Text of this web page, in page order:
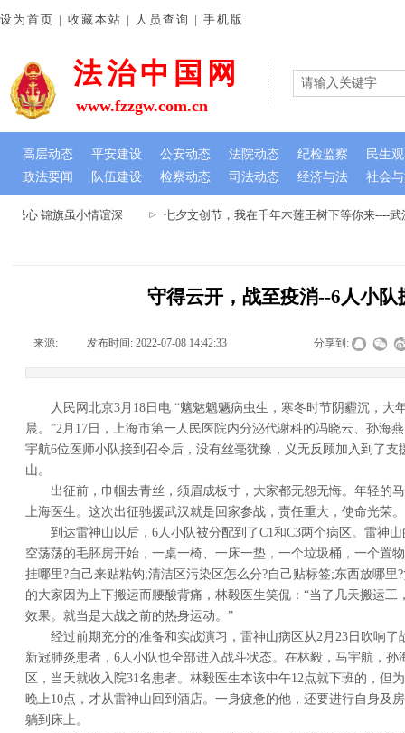
心 锦旗虽小情谊深 七夕文创节，我在千年木莲王树下等你来----武
法治中国网
政法要闻 队伍建设 检察动态 司法动态 经济与法 社会
设为首页 | 收藏本站 | 人员查询 | 手机版
www.fzzgw.com.cn
高层动态 平安建设 公安动态 法院动态 纪检监察 民生
守得云开，战至疫消--6人小队
来源: 发布时间: 2022-07-08 14:42:33 分享到:
人民网北京3月18日电 “魑魅魍魉病虫生，寒冬时节阴霾沉，大
晨。”2月17日，上海市第一人民医院内分泌代谢科的冯晓云、孙海
宇航6位医师小队接到召令后，没有丝毫犹豫，义无反顾加入到了
山。
出征前，巾帼去青丝，须眉成板寸，大家都无怨无悔。年轻的
上海医生。这次出征驰援武汉就是回家参战，责任重大，使命光荣
到达雷神山以后，6人小队被分配到了C1和C3两个病区。雷神
空荡荡的毛胚房开始，一桌一椅、一床一垫，一个垃圾桶，一个置
挂哪里?自己来贴粘钩;清洁区污染区怎么分?自己贴标签;东西放哪里
的大家因为上下搬运而腰酸背痛，林毅医生笑侃：“当了几天搬运工
效果。就当是大战之前的热身运动。”
经过前期充分的准备和实战演习，雷神山病区从2月23日吹响
新冠肺炎患者，6人小队也全部进入战斗状态。在林毅，马宇航，孙
区，当天就收入院31名患者。林毅医生本该中午12点就下班的，但
晚上10点，才从雷神山回到酒店。一身疲惫的他，还要进行自身及
躺到床上。